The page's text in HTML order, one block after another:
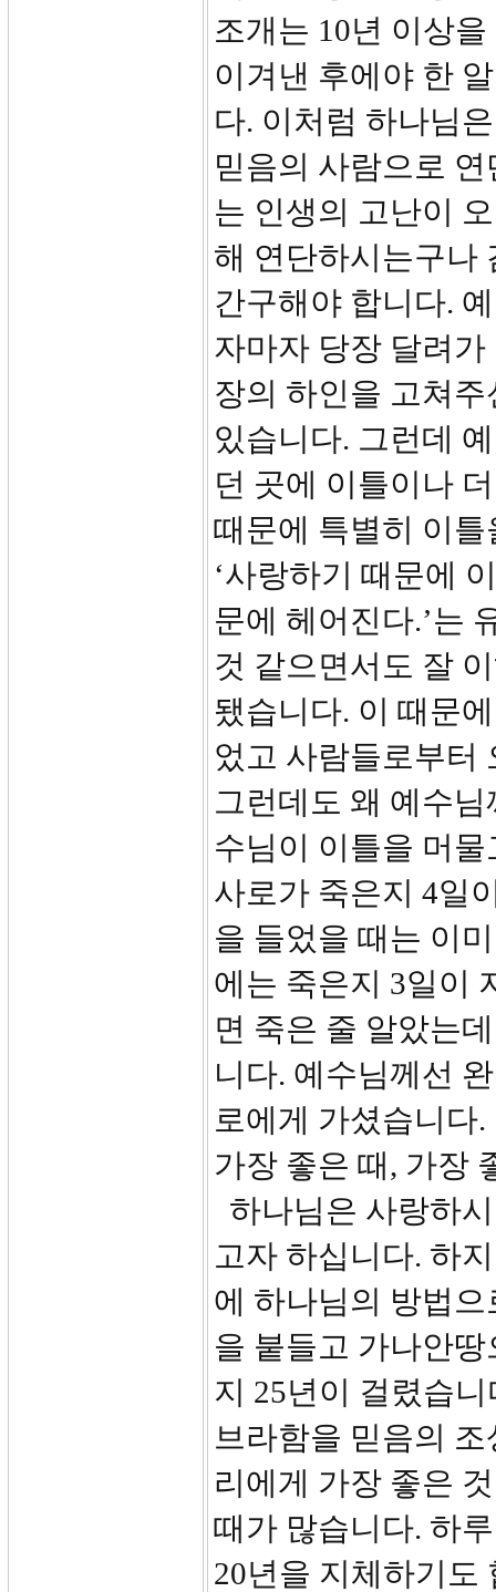
조개는 10년 이상
이겨낸 후에야 한
다. 이처럼 하나님
믿음의 사람으로
는 인생의 고난이
해 연단하시는구나
간구해야 합니다.
자마자 당장 달려
장의 하인을 고쳐
있습니다. 그런데
던 곳에 이틀이나
때문에 특별히 이
‘사랑하기 때문에
문에 헤어진다.’는
것 같으면서도 잘
됐습니다. 이 때문
었고 사람들로부터
그런데도 왜 예수
수님이 이틀을 머
사로가 죽은지 4일
을 들었을 때는 이
에는 죽은지 3일이
면 죽은 줄 알았는
니다. 예수님께선
로에게 가셨습니다
가장 좋은 때, 가장
하나님은 사랑하
고자 하십니다. 하
에 하나님의 방법
을 붙들고 가나안
지 25년이 걸렸습
브라함을 믿음의
리에게 가장 좋은
때가 많습니다. 하
20년을 지체하기도